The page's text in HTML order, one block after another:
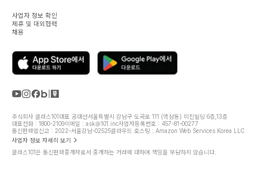
사업자 정보 확인
제휴 및 대외협력
채용
주식회사 클래스101대표 공대선서울특별시 강남구 도곡로 111 (역삼동) 미진빌딩 6층,13층
대표전화 : 1800-2109이메일 : ask@101.inc사업자등록번호 : 457-81-00277
통신판매업신고 : 2022-서울강남-02525클라우드 호스팅 : Amazon Web Services Korea LLC
사업자 정보 자세히 보기
클래스101은 통신판매중개자로서 중개하는 거래에 대하여 책임을 부담하지 않습니다.